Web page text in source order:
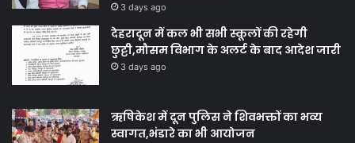
3 days ago
देहरादून में कल भी सभी स्कूलों की रहेगी
छुट्टी,मौसम विभाग के अलर्ट के बाद आदेश जारी
3 days ago
ऋषिकेश में दून पुलिस ने शिवभक्तों का भव्य
स्वागत,भंडारे का भी आयोजन